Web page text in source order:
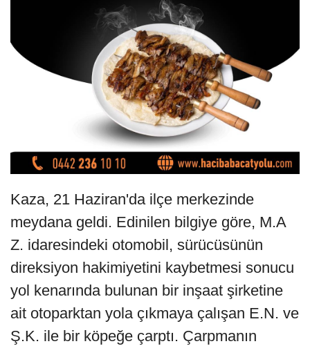
Kaza, 21 Haziran'da ilçe merkezinde
meydana geldi. Edinilen bilgiye göre, M.A
Z. idaresindeki otomobil, sürücüsünün
direksiyon hakimiyetini kaybetmesi sonucu
yol kenarında bulunan bir inşaat şirketine
ait otoparktan yola çıkmaya çalışan E.N. ve
Ş.K. ile bir köpeğe çarptı. Çarpmanın